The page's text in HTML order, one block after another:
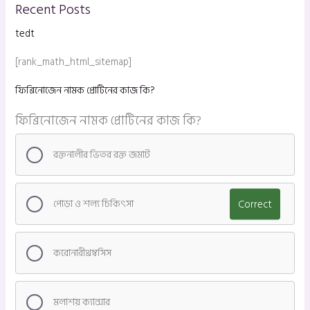
Recent Posts
tedt
[rank_math_html_sitemap]
ফিব্রিনোজেন নামক প্রোটিনের কাজ কি?
ফিব্রিনোজেন নামক প্রোটিনের কাজ কি?
রক্তনালীর ভিতর রক্ত জমাট
পোড়া ও শল্য চিকিৎসা Correct
করোনারীথ্রম্বসিস
মলাশয় ক্যান্সার